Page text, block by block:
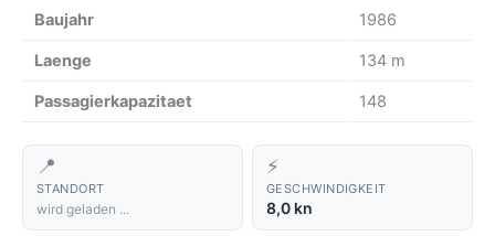
Baujahr 1986
Laenge 134 m
Passagierkapazitaet 148
📍
STANDORT
wird geladen ...
⚡
GESCHWINDIGKEIT
8,0 kn